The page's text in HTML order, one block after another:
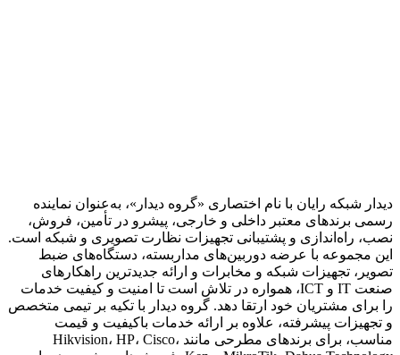
دیدار شبکه رایان با نام اختصاری «گروه دیدار»، به‌عنوان نماینده
رسمی برندهای معتبر داخلی و خارجی، پیشرو در تأمین، فروش،
نصب، راه‌اندازی و پشتیبانی تجهیزات نظارت تصویری و شبکه است.
این مجموعه با عرضه دوربین‌های مداربسته، دستگاه‌های ضبط
تصویر، تجهیزات شبکه و مخابرات و ارائه جدیدترین راهکارهای
صنعت IT و ICT، همواره در تلاش است تا امنیت و کیفیت خدمات
را برای مشتریان خود ارتقا دهد. گروه دیدار با تکیه بر تیمی متخصص
و تجهیزات پیشرفته، علاوه بر ارائه خدمات باکیفیت و قیمت
مناسب، برای برندهای مطرحی مانند Hikvision، HP، Cisco،